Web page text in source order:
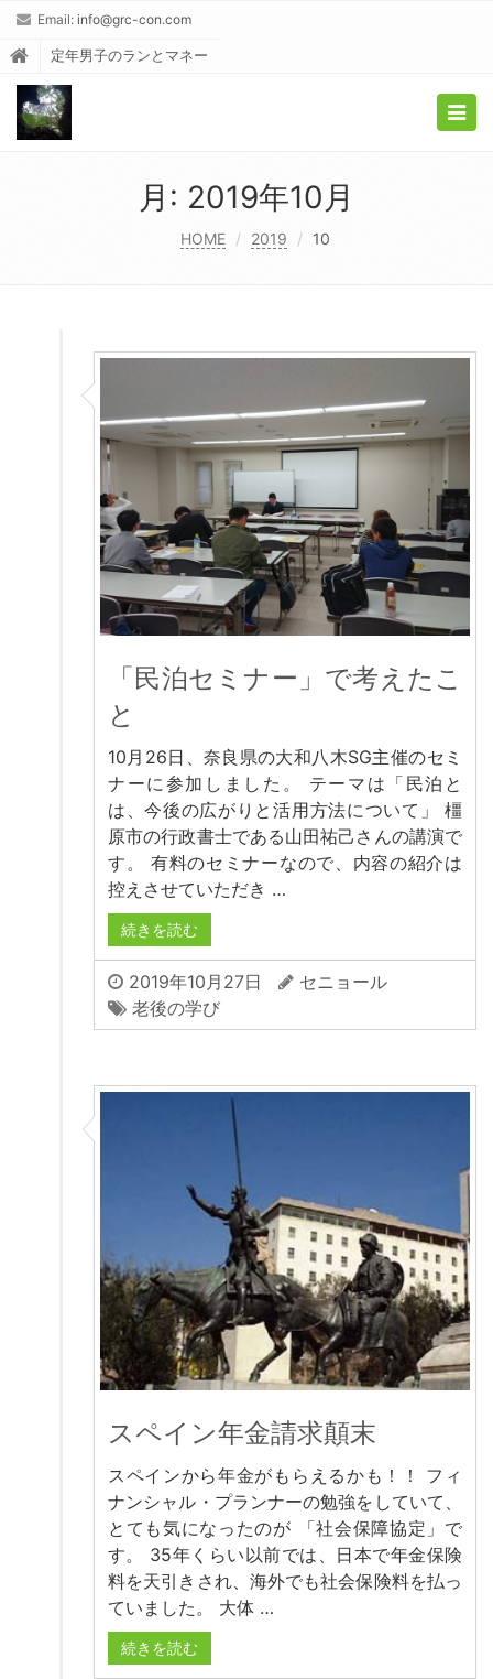
Email: info@grc-con.com
定年男子のランとマネー
月: 2019年10月
HOME 2019 10
「民泊セミナー」で考えたこ
と
10月26日、奈良県の大和八木SG主催のセミ
ナーに参加しました。 テーマは「民泊と
は、今後の広がりと活用方法について」 橿
原市の行政書士である山田祐己さんの講演で
す。 有料のセミナーなので、内容の紹介は
控えさせていただき …
続きを読む
2019年10月27日
セニョール
老後の学び
スペイン年金請求顛末
スペインから年金がもらえるかも！！ フィ
ナンシャル・プランナーの勉強をしていて、
とても気になったのが 「社会保障協定」で
す。 35年くらい以前では、日本で年金保険
料を天引きされ、海外でも社会保険料を払っ
ていました。 大体 …
続きを読む